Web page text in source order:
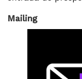
Mailing